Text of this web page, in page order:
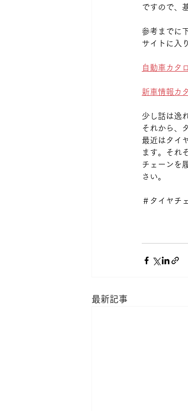
ですので、
参考までに
サイトに入
自動車カタ
新車情報カ
少し話は逸
それから、
最近はタイ
ます。それ
チェーンを
さい。
＃タイヤチ
最新記事